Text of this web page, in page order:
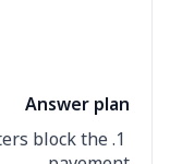
Answer plan
block the